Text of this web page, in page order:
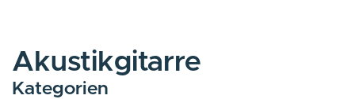
Akustikgitarre
Kategorien